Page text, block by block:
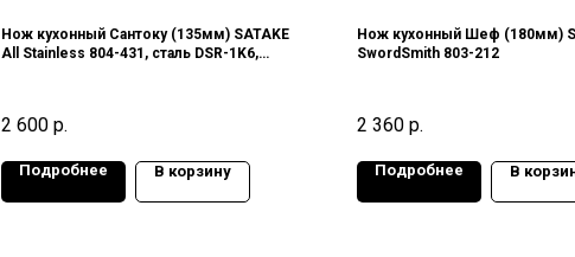
Нож кухонный Сантоку (135мм) SATAKE
All Stainless 804-431, сталь DSR-1K6,
2 600 р.
Подробнее В корзину
Нож кухонный Шеф (180мм)
SwordSmith 803-212
2 360 р.
Подробнее В